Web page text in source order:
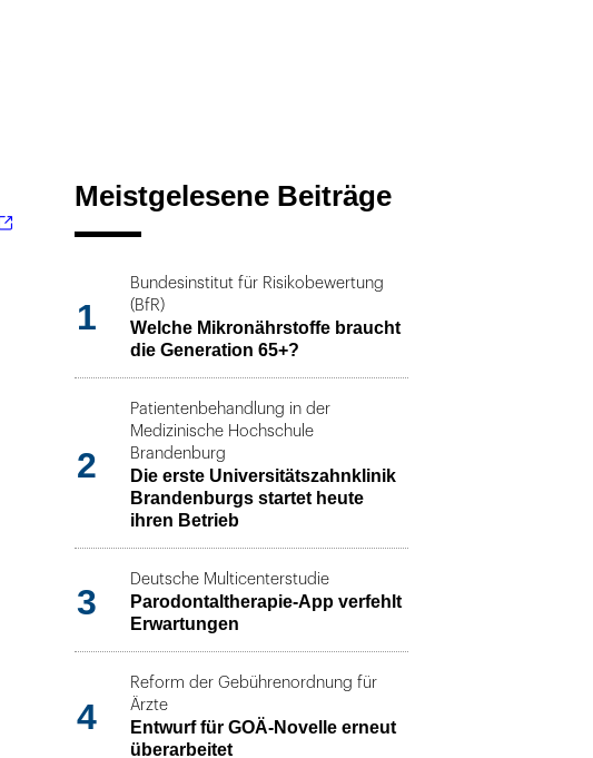
Meistgelesene Beiträge
1
Bundesinstitut für Risikobewertung
(BfR)
Welche Mikronährstoffe braucht
die Generation 65+?
2
Patientenbehandlung in der
Medizinische Hochschule
Brandenburg
Die erste Universitätszahnklinik
Brandenburgs startet heute
ihren Betrieb
3
Deutsche Multicenterstudie
Parodontaltherapie-App verfehlt
Erwartungen
4
Reform der Gebührenordnung für
Ärzte
Entwurf für GOÄ-Novelle erneut
überarbeitet